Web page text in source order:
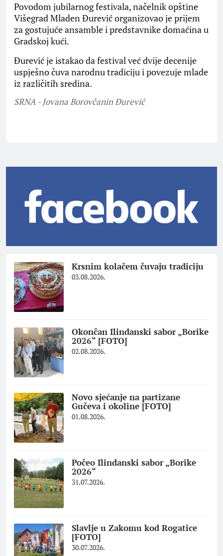
Povodom jubilarnog festivala, načelnik opštine
Višegrad Mladen Đurević organizovao je prijem
za gostujuće ansamble i predstavnike domaćina u
Gradskoj kući.
Đurević je istakao da festival već dvije decenije
uspješno čuva narodnu tradiciju i povezuje mlade
iz različitih sredina.
SRNA - Jovana Borovčanin Đurević
Krsnim kolačem čuvaju tradiciju
03.08.2026.
Okončan Ilindanski sabor „Borike
2026“ [FOTO]
02.08.2026.
Novo sjećanje na partizane
Gučeva i okoline [FOTO]
01.08.2026.
Počeo Ilindanski sabor „Borike
2026“
31.07.2026.
Slavlje u Zakomu kod Rogatice
[FOTO]
30.07.2026.